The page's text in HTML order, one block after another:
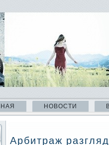
НОВОСТИ
Арбитраж